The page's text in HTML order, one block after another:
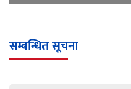
सम्बन्धित सूचना